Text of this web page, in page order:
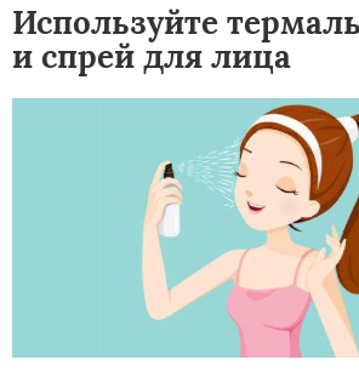
Используйте
и спрей для лица